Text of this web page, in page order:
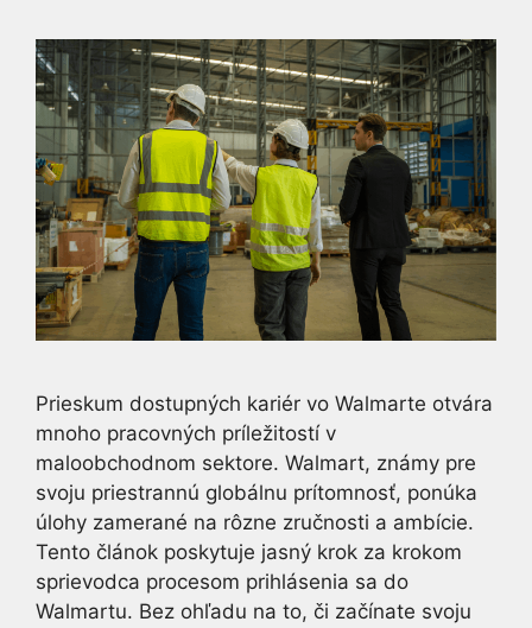
Prieskum dostupných kariér vo Walmarte otvára
mnoho pracovných príležitostí v
maloobchodnom sektore. Walmart, známy pre
svoju priestrannú globálnu prítomnosť, ponúka
úlohy zamerané na rôzne zručnosti a ambície.
Tento článok poskytuje jasný krok za krokom
sprievodca procesom prihlásenia sa do
Walmartu. Bez ohľadu na to, či začínate svoju